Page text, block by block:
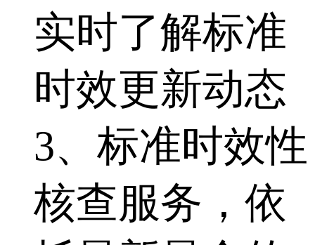
实时了解标准
时效更新动态
3、标准时效性
核查服务，依